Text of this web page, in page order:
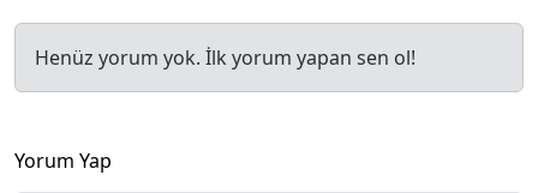
Henüz yorum yok. İlk yorum yapan sen ol!
Yorum Yap